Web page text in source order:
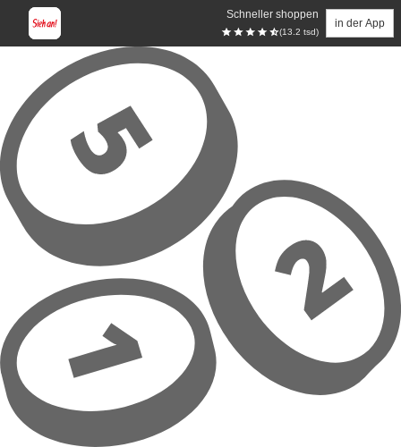
Schneller shoppen
(13.2 tsd)
in der App
Zum Hauptinhalt springen